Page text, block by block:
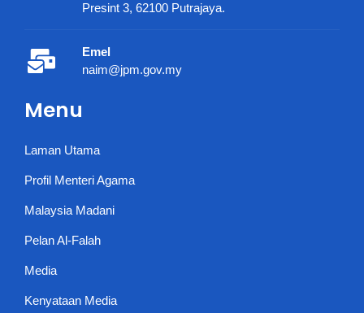
Presint 3, 62100 Putrajaya.
Emel
naim@jpm.gov.my
Menu
Laman Utama
Profil Menteri Agama
Malaysia Madani
Pelan Al-Falah
Media
Kenyataan Media